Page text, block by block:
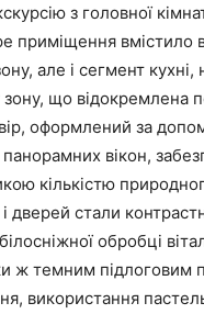
з головної
приміщення вмістило
але і сегмент
зону, що відокремлена
оформлений за
вікон,
кількістю
дверей стали
обробці
ж темним підлоговим
використання